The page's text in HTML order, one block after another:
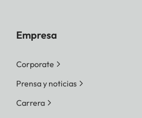
Empresa
Corporate
Prensa y noticias
Carrera